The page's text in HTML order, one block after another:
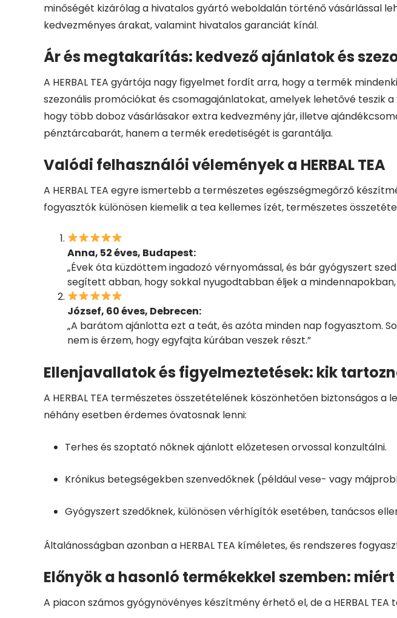
minőségét kizárólag a hivatalos gyártó weboldalán történő vásárlással
kedvezményes árakat, valamint hivatalos garanciát kínál.
Ár és megtakarítás: kedvező ajánlatok és
A HERBAL TEA gyártója nagy figyelmet fordít arra, hogy a termék
szezonális promóciókat és csomagajánlatokat, amelyek lehetővé teszik
hogy több doboz vásárlásakor extra kedvezmény jár, illetve
pénztárcabarát, hanem a termék eredetiségét is garantálja.
Valódi felhasználói vélemények a HERBAL TEA
A HERBAL TEA egyre ismertebb a természetes egészségmegőrző
fogyasztók különösen kiemelik a tea kellemes ízét, természetes
Anna, 52 éves, Budapest:
„Évek óta küzdöttem ingadozó vérnyomással, és bár gyógyszert
segített abban, hogy sokkal nyugodtabban éljek a
József, 60 éves, Debrecen:
„A barátom ajánlotta ezt a teát, és azóta minden nap fogyasztom.
nem is érzem, hogy egyfajta kúrában veszek részt.”
Ellenjavallatok és figyelmeztetések: kik
A HERBAL TEA természetes összetételének köszönhetően biztonságos
néhány esetben érdemes óvatosnak lenni:
Terhes és szoptató nőknek ajánlott előzetesen orvossal konzultálni.
Krónikus betegségekben szenvedőknek (például vese- vagy
Gyógyszert szedőknek, különösen vérhígítók esetében, tanácsos
Általánosságban azonban a HERBAL TEA kíméletes, és rendszeres
Előnyök a hasonló termékekkel szemben: miért
A piacon számos gyógynövényes készítmény érhető el, de a HERBAL